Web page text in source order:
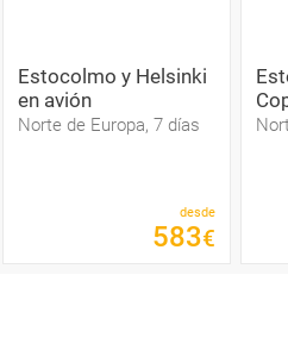
Estocolmo y Helsinki
en avión
Norte de Europa, 7 días
desde
583€